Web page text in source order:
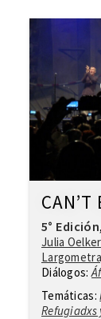
CAN’T
5° Edición,
Julia
Diálogos:
Temáticas: